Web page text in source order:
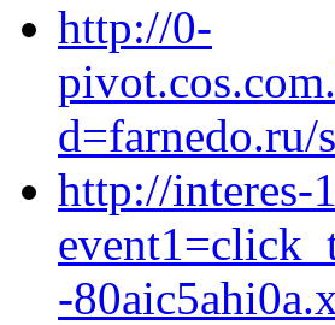
http://0-
d=farnedo.ru/
http://interes-
-